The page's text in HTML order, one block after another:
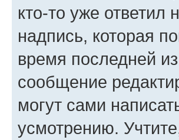
кто-то уже
надпись, которая
время последней
сообщение
могут сами
усмотрению.